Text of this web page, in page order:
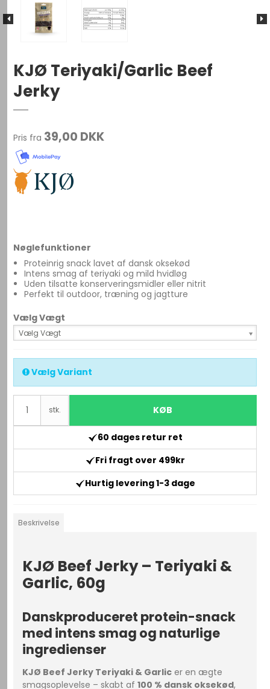
KJØ Teriyaki/Garlic Beef
Jerky
Pris fra 39,00 DKK
Nøglefunktioner
Proteinrig snack lavet af dansk oksekød
Intens smag af teriyaki og mild hvidløg
Uden tilsatte konserveringsmidler eller nitrit
Perfekt til outdoor, træning og jagtture
Vælg Vægt
Vælg Vægt
Vælg Variant
stk. KØB
60 dages retur ret
Fri fragt over 499kr
Hurtig levering 1-3 dage
Beskrivelse
KJØ Beef Jerky – Teriyaki &
Garlic, 60g
Danskproduceret protein-snack
med intens smag og naturlige
ingredienser
KJØ Beef Jerky Teriyaki & Garlic er en ægte
smagsoplevelse – skabt af100 % dansk oksekød,